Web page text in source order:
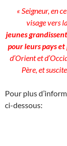
« Seigneur, en
visage vers
jeunesgrandissent
pour leurs pays
d’Orient et
Père, et
Pour plus
ci-dessous: